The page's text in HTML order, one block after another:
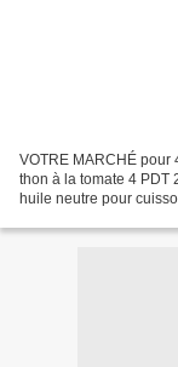
VOTRE MARCHÉ pour
thon à la tomate 4 PDT
huile neutre pour